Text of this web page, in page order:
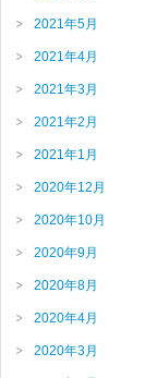
2021年5月
2021年4月
2021年3月
2021年2月
2021年1月
2020年12月
2020年10月
2020年9月
2020年8月
2020年4月
2020年3月